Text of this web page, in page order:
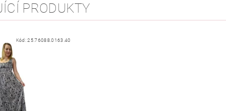
PRODUKTY
Kód:25.76088.0163.40